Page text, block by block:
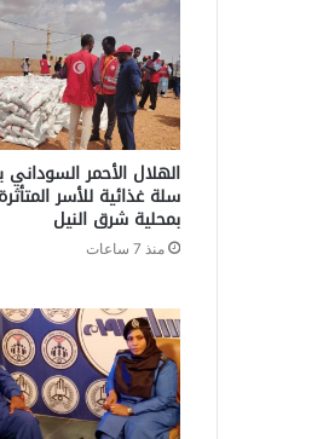
سلة غذائية للأسر
بمحلية شرق النيل
منذ 7 ساعات